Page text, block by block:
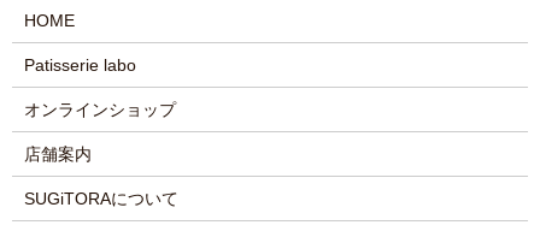
HOME
Patisserie labo
オンラインショップ
店舗案内
SUGiTORAについて